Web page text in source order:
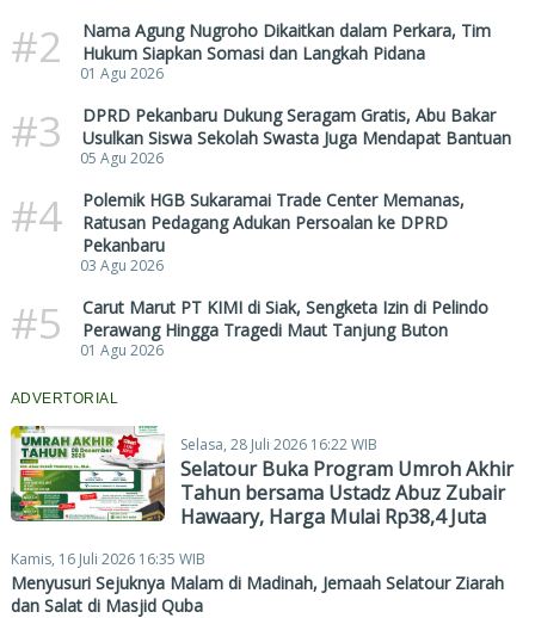
#2
Nama Agung Nugroho Dikaitkan dalam Perkara, Tim
Hukum Siapkan Somasi dan Langkah Pidana
01 Agu 2026
#3
DPRD Pekanbaru Dukung Seragam Gratis, Abu Bakar
Usulkan Siswa Sekolah Swasta Juga Mendapat Bantuan
05 Agu 2026
#4
Polemik HGB Sukaramai Trade Center Memanas,
Ratusan Pedagang Adukan Persoalan ke DPRD
Pekanbaru
03 Agu 2026
#5
Carut Marut PT KIMI di Siak, Sengketa Izin di Pelindo
Perawang Hingga Tragedi Maut Tanjung Buton
01 Agu 2026
ADVERTORIAL
Selasa, 28 Juli 2026 16:22 WIB
Selatour Buka Program Umroh Akhir
Tahun bersama Ustadz Abuz Zubair
Hawaary, Harga Mulai Rp38,4 Juta
Kamis, 16 Juli 2026 16:35 WIB
Menyusuri Sejuknya Malam di Madinah, Jemaah Selatour Ziarah
dan Salat di Masjid Quba